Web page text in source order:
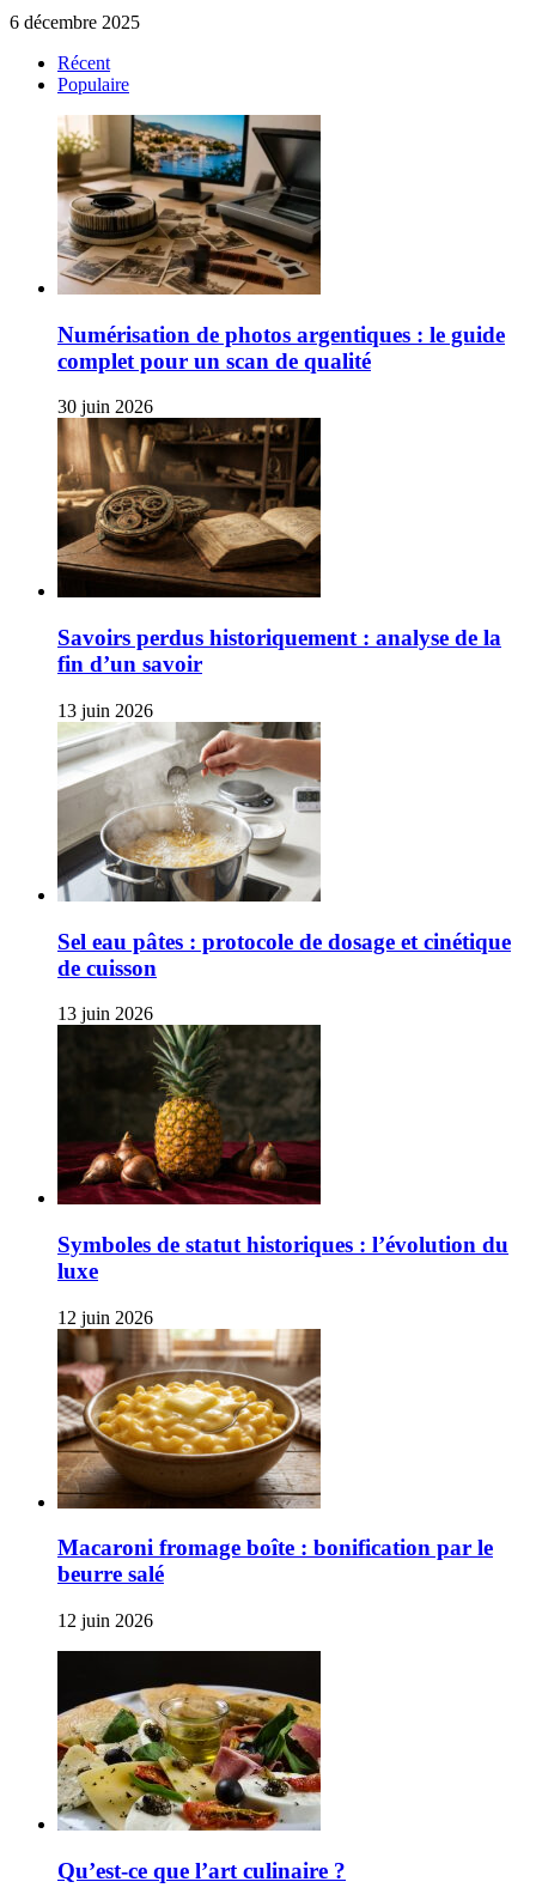
6 décembre 2025
Récent
Populaire
Numérisation de photos argentiques : le guide
complet pour un scan de qualité
30 juin 2026
Savoirs perdus historiquement : analyse de la
fin d’un savoir
13 juin 2026
Sel eau pâtes : protocole de dosage et cinétique
de cuisson
13 juin 2026
Symboles de statut historiques : l’évolution du
luxe
12 juin 2026
Macaroni fromage boîte : bonification par le
beurre salé
12 juin 2026
Qu’est-ce que l’art culinaire ?